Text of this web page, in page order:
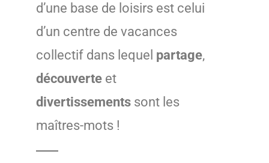
d’une base de loisirs est celui
d’un centre de vacances
collectif dans lequel partage,
découverte et
divertissements sont les
maîtres-mots !